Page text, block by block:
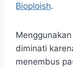
Bioploish.
diminati
menembus